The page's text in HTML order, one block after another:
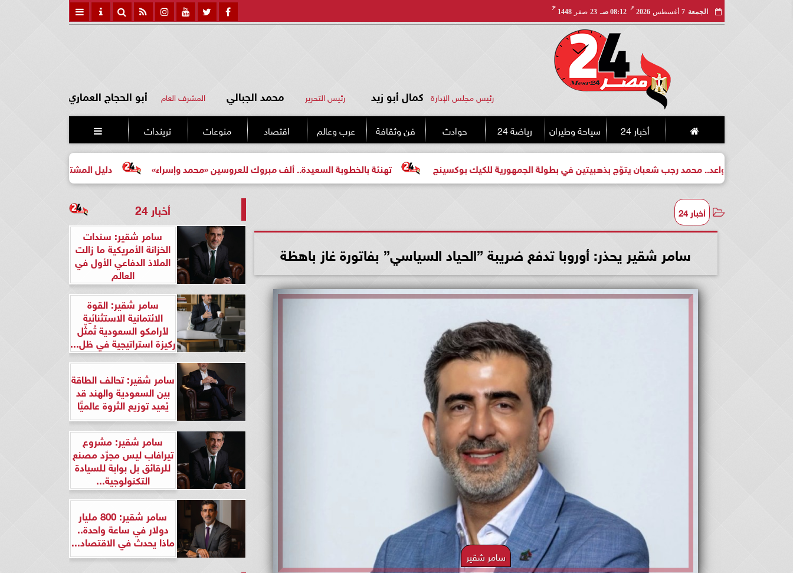
الجمعة 7 أغسطس 2026
مـ
08:12 صـ 23 صفر 1448
هـ
رئيس مجلس الإدارة كمال أبو زيد رئيس التحرير محمد الجبالي المشرف العام أبو الحجاج العماري
أخبار 24 سياحة وطيران رياضة 24 حوادث فن وثقافة عرب وعالم اقتصاد منوعات تريندات 
دليل المشتري لأول مرة لاختيار مشروع تهنئة بالخطوبة السعيدة.. ألف مبروك للعروسين «محمد وإسراء» واعد.. محمد رجب شعبان يتوّج بذهبيتين في بطولة الجمهورية للكيك بوكسينج
أخبار 24
سامر شقير يحذر: أوروبا تدفع ضريبة ”الحياد السياسي” بفاتورة غاز باهظة
سامر شقير
أخبار 24
سامر شقير: سندات
الخزانة الأمريكية ما زالت
الملاذ الدفاعي الأول في
العالم
سامر شقير: القوة
الائتمانية الاستثنائية
لأرامكو السعودية تُمثِّل
ركيزة استراتيجية في ظل...
سامر شقير: تحالف الطاقة
بين السعودية والهند قد
يُعيد توزيع الثروة عالميًّا
سامر شقير: مشروع
تيرافاب ليس مجرَّد مصنع
للرقائق بل بوابة للسيادة
التكنولوجية...
سامر شقير: 800 مليار
دولار في ساعة واحدة..
ماذا يحدث في الاقتصاد...